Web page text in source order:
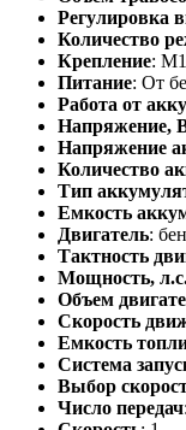
Регулировка
Количество
Крепление:
Питание: От
Работа от
Напряжение,
Напряжение
Количество
Тип
Емкость
Двигатель:
Тактность
Мощность,
Объем
Скорость
Емкость
Система
Выбор
Число передач